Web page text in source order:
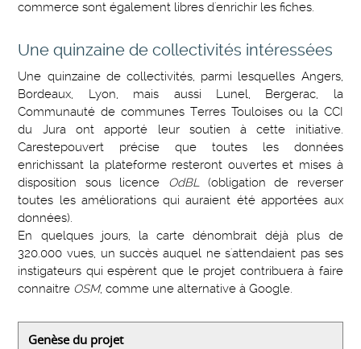
commerce sont également libres d'enrichir les fiches.
Une quinzaine de collectivités intéressées
Une quinzaine de collectivités, parmi lesquelles Angers,
Bordeaux, Lyon, mais aussi Lunel, Bergerac, la
Communauté de communes Terres Touloises ou la CCI
du Jura ont apporté leur soutien à cette initiative.
Carestepouvert précise que toutes les données
enrichissant la plateforme resteront ouvertes et mises à
disposition sous licence OdBL(obligation de reverser
toutes les améliorations qui auraient été apportées aux
données).
En quelques jours, la carte dénombrait déjà plus de
320.000 vues, un succès auquel ne s'attendaient pas ses
instigateurs qui espèrent que le projet contribuera à faire
connaitre OSM, comme une alternative à Google.
Genèse du projet